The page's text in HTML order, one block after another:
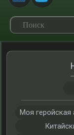
Моя геройская